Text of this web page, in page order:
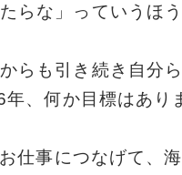
らな」っていうほう
らも引き続き自分
、何か目標はあり
仕事につなげて、